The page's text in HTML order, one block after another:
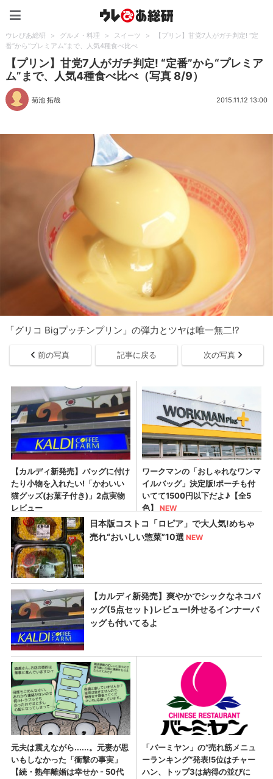
ウレぴあ総研 > グルメ・料理 > スイーツ >
【プリン】甘党7人がガチ判定! “定
番”から“プレミアム”まで、人気4種食べ比べ
【プリン】甘党7人がガチ判定! “定番”から“プレミア
ム”まで、人気4種食べ比べ（写真 8/9）
菊池 拓哉 2015.11.12 13:00
「グリコ Bigプッチンプリン」の弾力とツヤは唯一無二!?
前の写真 記事に戻る 次の写真